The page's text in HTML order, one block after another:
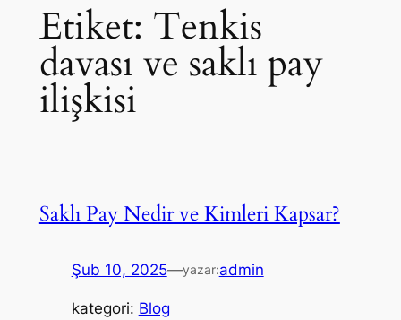
Etiket: Tenkis
davası ve saklı pay
ilişkisi
Saklı Pay Nedir ve Kimleri Kapsar?
Şub 10, 2025—yazar:admin
kategori: Blog